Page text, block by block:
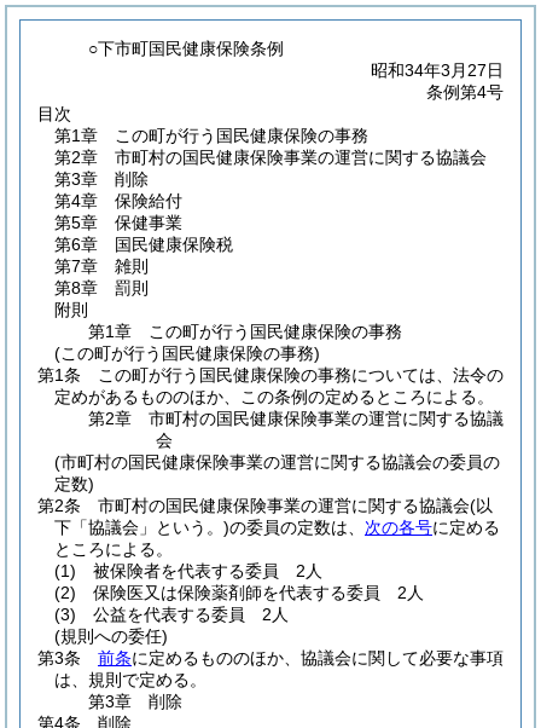
○下市町国民健康保険条例
昭和34年3月27日
条例第4号
目次
第1章
この町が行う国民健康保険の事務
第2章
市町村の国民健康保険事業の運営に関する協議会
第3章
削除
第4章
保険給付
第5章
保健事業
第6章
国民健康保険税
第7章
雑則
第8章
罰則
附則
第1章
この町が行う国民健康保険の事務
(この町が行う国民健康保険の事務)
第1条
この町が行う国民健康保険の事務については、法令の
定めがあるもののほか、この条例の定めるところによる。
第2章
市町村の国民健康保険事業の運営に関する協議
会
(市町村の国民健康保険事業の運営に関する協議会の委員の
定数)
第2条
市町村の国民健康保険事業の運営に関する協議会(以
下「協議会」という。)の委員の定数は、 次の各号に定める
ところによる。
(1)
被保険者を代表する委員 2人
(2)
保険医又は保険薬剤師を代表する委員 2人
(3)
公益を代表する委員 2人
(規則への委任)
第3条
前条に定めるもののほか、協議会に関して必要な事項
は、規則で定める。
第3章
削除
第4条
削除